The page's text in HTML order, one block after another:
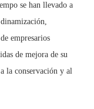
se han llevado a
empresarios
de mejora de su
la conservación y al